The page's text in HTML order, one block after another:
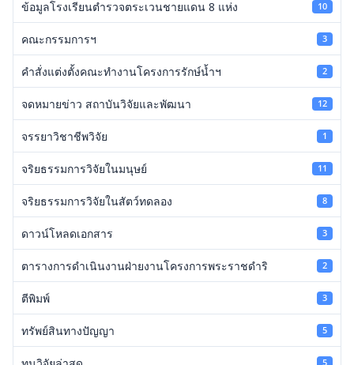
ข้อมูลโรงเรียนตำรวจตระเวนชายแดน 8 แห่ง 10
คณะกรรมการฯ 3
คำสั่งแต่งตั้งคณะทำงานโครงการรักษ์น้ำฯ 2
จดหมายข่าว สถาบันวิจัยและพัฒนา 12
จรรยาวิชาชีพวิจัย 1
จริยธรรมการวิจัยในมนุษย์ 11
จริยธรรมการวิจัยในสัตว์ทดลอง 8
ดาวน์โหลดเอกสาร 3
ตารางการดำเนินงานฝ่ายงานโครงการพระราชดำริ 2
ตีพิมพ์ 3
ทรัพย์สินทางปัญญา 5